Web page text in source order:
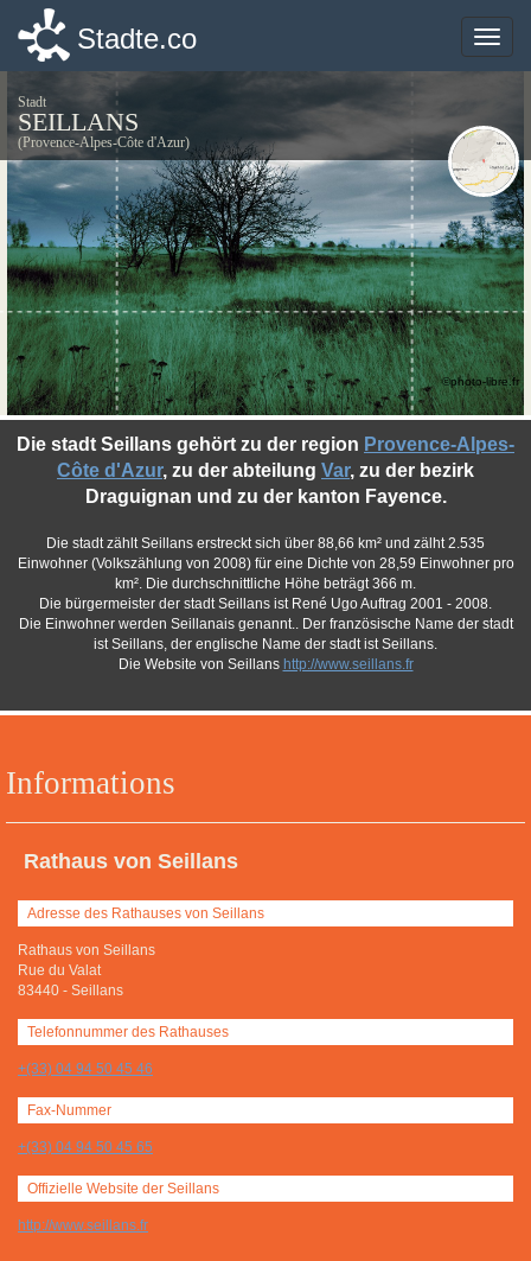
Toggle
Stadte.co
Stadt
SEILLANS
(Provence-Alpes-Côte d'Azur)
Informations
Rathaus von Seillans
Adresse des Rathauses von Seillans
Rathaus von Seillans
Rue du Valat
83440 - Seillans
Telefonnummer des Rathauses
+(33) 04 94 50 45 46
Fax-Nummer
+(33) 04 94 50 45 65
Offizielle Website der Seillans
http://www.seillans.fr
Die stadt Seillans gehört zu der region Provence-Alpes-
Côte d'Azur, zu der abteilung Var, zu der bezirk
Draguignan und zu der kanton Fayence.
Die stadt zählt Seillans erstreckt sich über 88,66 km² und zälht 2.535
Einwohner (Volkszählung von 2008) für eine Dichte von 28,59 Einwohner pro
km². Die durchschnittliche Höhe beträgt 366 m.
Die bürgermeister der stadt Seillans ist René Ugo Auftrag 2001 - 2008.
Die Einwohner werden Seillanais genannt.. Der französische Name der stadt
ist Seillans, der englische Name der stadt ist Seillans.
Die Website von Seillans http://www.seillans.fr
©photo-libre.fr
Toggle
Stadte.co